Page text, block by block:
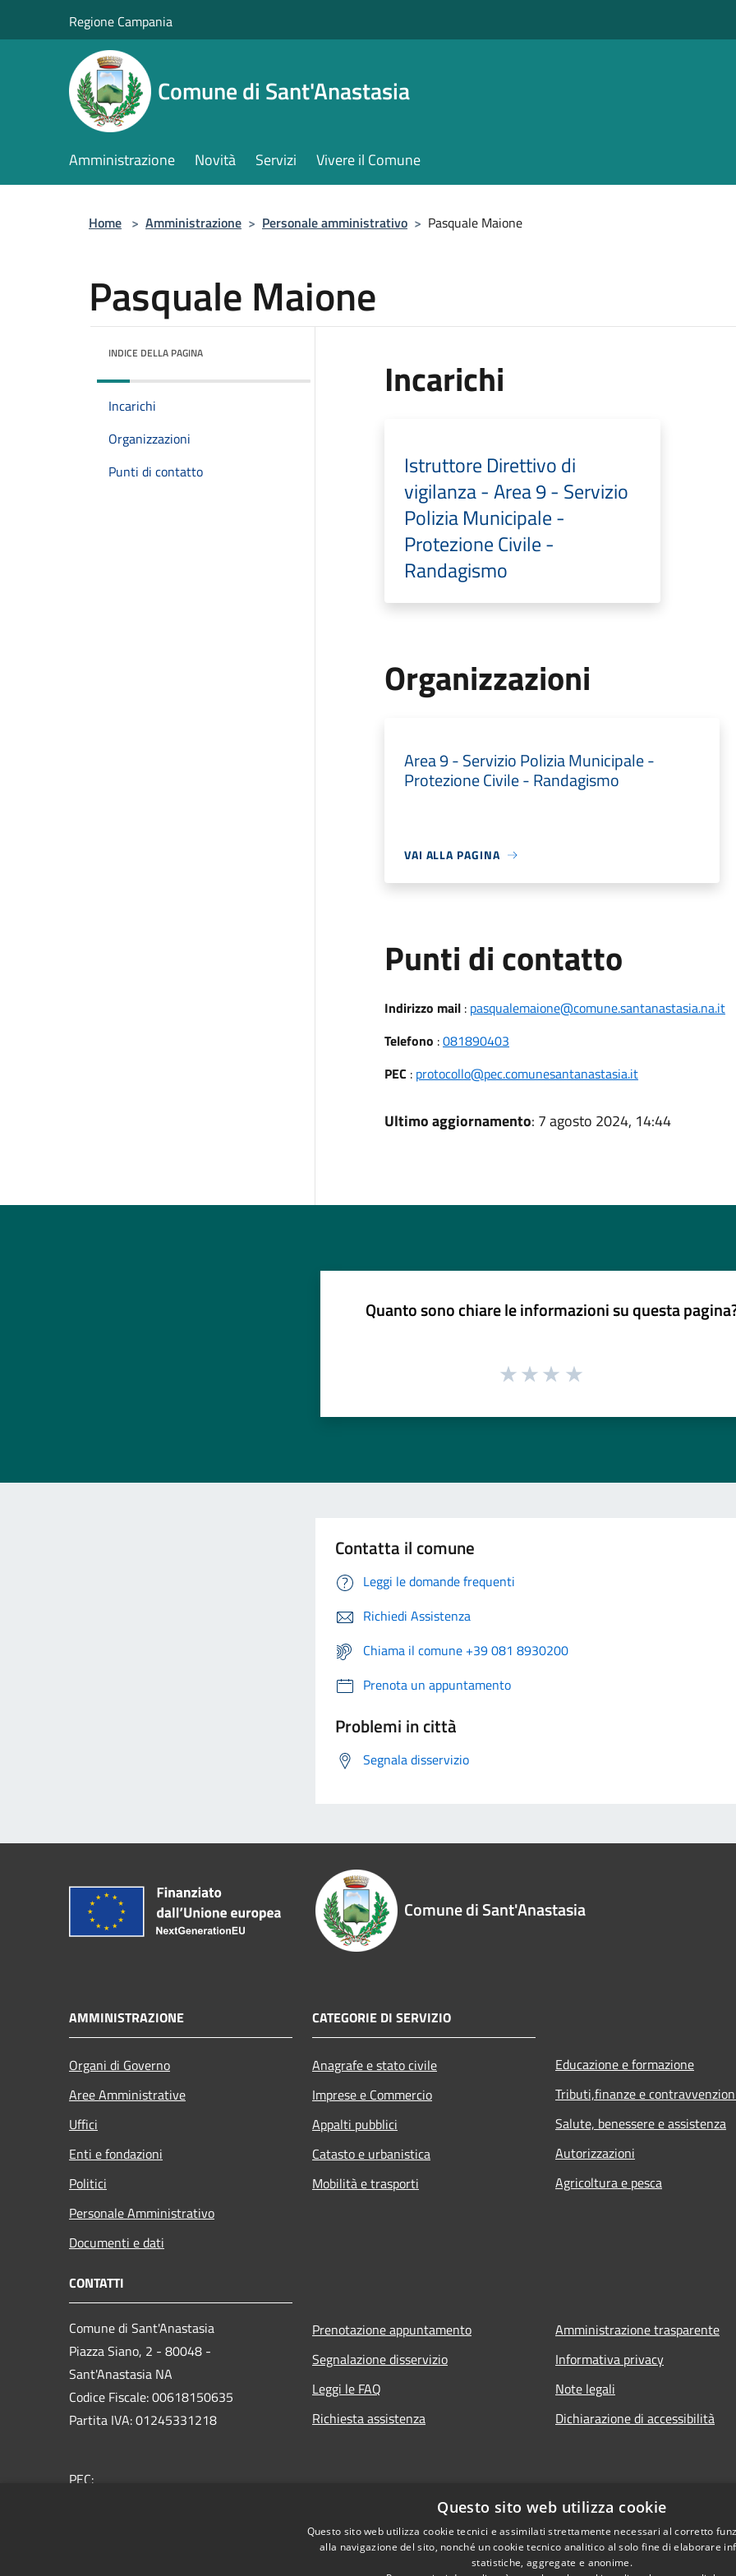
Regione Campania
Comune di Sant'Anastasia
Amministrazione Novità Servizi Vivere il Comune
Home > Amministrazione > Personale amministrativo > Pasquale Maione
Pasquale Maione
INDICE DELLA PAGINA
Incarichi
Organizzazioni
Punti di contatto
Incarichi
Istruttore Direttivo di
vigilanza - Area 9 - Servizio
Polizia Municipale -
Protezione Civile -
Randagismo
Organizzazioni
Area 9 - Servizio Polizia Municipale -
Protezione Civile - Randagismo
VAI ALLA PAGINA
Punti di contatto
Indirizzo mail: pasqualemaione@comune.santanastasia.na.it
Telefono :081890403
PEC : protocollo@pec.comunesantanastasia.it
Ultimo aggiornamento: 7 agosto 2024, 14:44
Quanto sono chiare le informazioni su questa
Contatta il comune
Leggi le domande frequenti
Richiedi Assistenza
Chiama il comune +39 081 8930200
Prenota un appuntamento
Problemi in città
Segnala disservizio
Comune di Sant'Anastasia
AMMINISTRAZIONE
Organi di Governo
Aree Amministrative
Uffici
Enti e fondazioni
Politici
Personale Amministrativo
Documenti e dati
CATEGORIE DI SERVIZIO
Anagrafe e stato civile
Imprese e Commercio
Appalti pubblici
Catasto e urbanistica
Mobilità e trasporti
Educazione e formazione
Tributi,finanze e
Salute, benessere e assistenza
Autorizzazioni
Agricoltura e pesca
CONTATTI
Comune di Sant'Anastasia
Piazza Siano, 2 - 80048 -
Sant'Anastasia NA
Codice Fiscale: 00618150635
Partita IVA: 01245331218
PEC:
Prenotazione appuntamento
Segnalazione disservizio
Leggi le FAQ
Richiesta assistenza
Amministrazione trasparente
Informativa privacy
Note legali
Dichiarazione di accessibilità
Questo sito web utilizza cookie
Questo sito web utilizza cookie tecnici e assimilati strettamente necessari al corretto
alla navigazione del sito, nonché un cookie tecnico analitico al solo fine di elaborare
statistiche, aggregate e anonime.